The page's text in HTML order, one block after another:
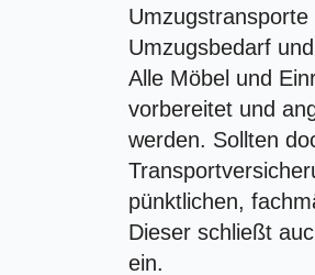
Umzugsbedarf
Alle Möbel und
vorbereitet und
werden. Sollten
pünktlichen,
Dieser schließt
ein.